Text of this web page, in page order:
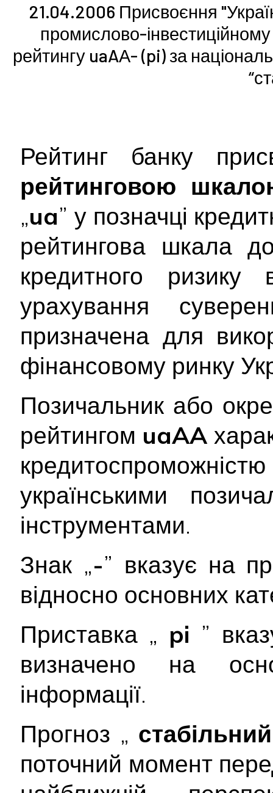
21.04.2006 Присвоєння
промислово-
рейтингу uaAА- (pi) за
Рейтинг банку
рейтинговою
„ua” у позначці
рейтингова шкала
кредитного ризику
урахування
призначена для
фінансовому ринку
Позичальник або
рейтингом uaAA
українськими
інструментами.
Знак „-” вказує на
відносно основних
Приставка „ pi ”
визначено на
інформації.
Прогноз „ стабільний
поточний момент